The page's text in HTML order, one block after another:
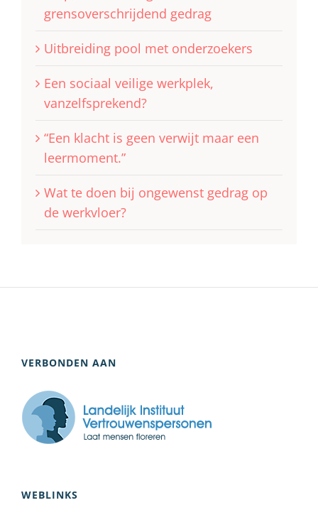
grensoverschrijdend gedrag
Uitbreiding pool met onderzoekers
Een sociaal veilige werkplek,
vanzelfsprekend?
“Een klacht is geen verwijt maar een
leermoment.”
Wat te doen bij ongewenst gedrag op
de werkvloer?
VERBONDEN AAN
WEBLINKS